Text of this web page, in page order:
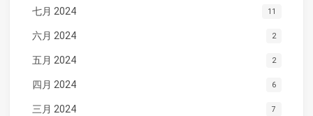
七月 2024 11
六月 2024 2
五月 2024 2
四月 2024 6
三月 2024 7